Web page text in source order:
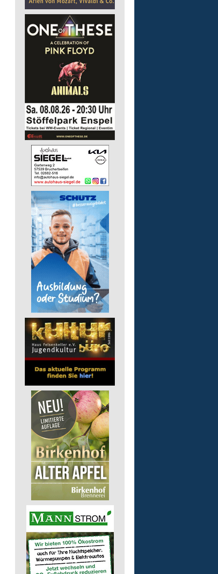
Bildungsbegleitung (m/
Lebenshilfe im Landkreis
57610 Altenkirchen